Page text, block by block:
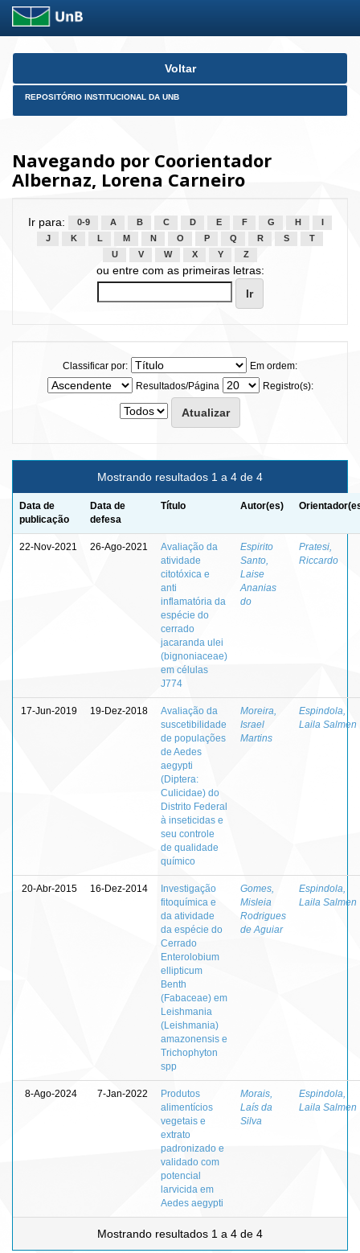
Skip
Voltar
REPOSITÓRIO INSTITUCIONAL DA UNB
Navegando por Coorientador
Albernaz, Lorena Carneiro
Ir para: 0-9 A B C D E F G H
J
K L M N O P Q R S
T
U
V W X Y Z
ou entre com as primeiras letras:
Classificar por:
Em ordem:
Resultados/Página
Registro(s):
Mostrando resultados 1 a 4 de 4
Data de
publicação
Data de
defesa
Título Autor(es)
22-Nov-2021 26-Ago-2021
Avaliação da
atividade
citotóxica e
anti
inflamatória da
espécie do
cerrado
jacaranda ulei
(bignoniaceae)
em células
J774
Espirito
Santo,
Laise
Ananias
do
Pratesi,
Riccardo
17-Jun-2019 19-Dez-2018
Avaliação da
suscetibilidade
de populações
de Aedes
aegypti
(Diptera:
Culicidae) do
Distrito Federal
à inseticidas e
seu controle
de qualidade
químico
Moreira,
Israel
Martins
Espindola,
Laila Salmen
20-Abr-2015 16-Dez-2014
Investigação
fitoquímica e
da atividade
da espécie do
Cerrado
Enterolobium
ellipticum
Benth
(Fabaceae) em
Leishmania
(Leishmania)
amazonensis e
Trichophyton
spp
Gomes,
Misleia
Rodrigues
de Aguiar
Espindola,
Laila Salmen
8-Ago-2024 7-Jan-2022
Produtos
alimentícios
vegetais e
extrato
padronizado e
validado com
potencial
larvicida em
Aedes aegypti
Morais,
Laís da
Silva
Espindola,
Laila Salmen
Mostrando resultados 1 a 4 de 4